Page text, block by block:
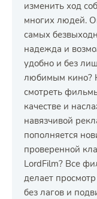
изменить ход
многих людей.
самых
надежда и
удобно и без
любимым кино?
смотреть
качестве и
навязчивой
пополняется
проверенной
LordFilm? Все
делает
без лагов и